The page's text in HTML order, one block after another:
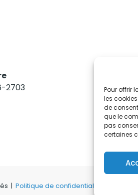
Pour offrir
les
de
que le
pas
certaines
2703
| Politique de confidentialité